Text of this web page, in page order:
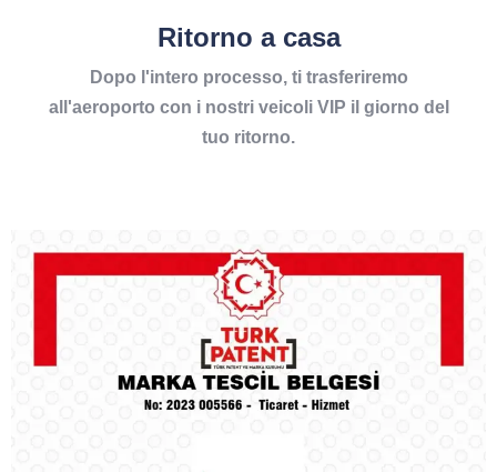
Ritorno a casa
Dopo l'intero processo, ti trasferiremo
all'aeroporto con i nostri veicoli VIP il giorno del
tuo ritorno.